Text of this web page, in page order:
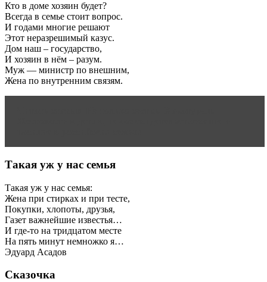
Кто в доме хозяин будет?
Всегда в семье стоит вопрос.
И годами многие решают
Этот неразрешимый казус.
Дом наш – государство,
И хозяин в нём – разум.
Муж — министр по внешним,
Жена по внутренним связям.
Такая уж у нас семья
Такая уж у нас семья:
Жена при стирках и при тесте,
Покупки, хлопоты, друзья,
Газет важнейшие известья…
И где-то на тридцатом месте
На пять минут немножко я…
Эдуард Асадов
Сказочка